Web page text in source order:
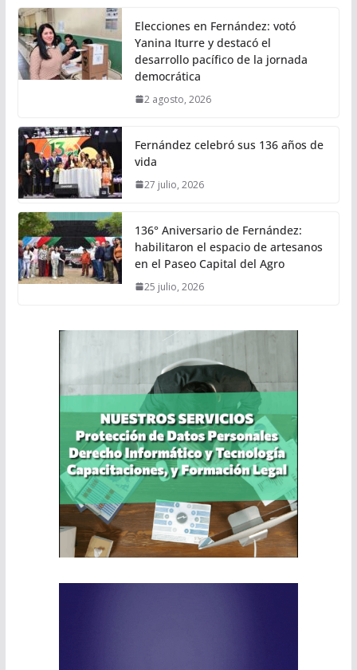
Elecciones en Fernández: votó
Yanina Iturre y destacó el
desarrollo pacífico de la jornada
democrática
2 agosto, 2026
Fernández celebró sus 136 años de
vida
27 julio, 2026
136° Aniversario de Fernández:
habilitaron el espacio de artesanos
en el Paseo Capital del Agro
25 julio, 2026